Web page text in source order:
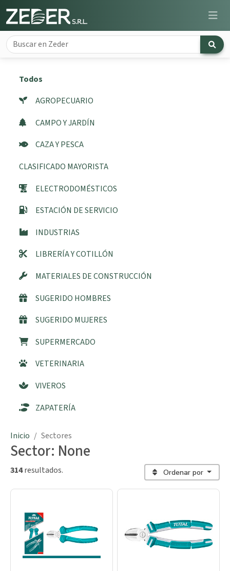
Todos
AGROPECUARIO
CAMPO Y JARDÍN
CAZA Y PESCA
CLASIFICADO MAYORISTA
ELECTRODOMÉSTICOS
ESTACIÓN DE SERVICIO
INDUSTRIAS
LIBRERÍA Y COTILLÓN
MATERIALES DE CONSTRUCCIÓN
SUGERIDO HOMBRES
SUGERIDO MUJERES
SUPERMERCADO
VETERINARIA
VIVEROS
ZAPATERÍA
Inicio Sectores
Sector: None
314resultados. Ordenar por